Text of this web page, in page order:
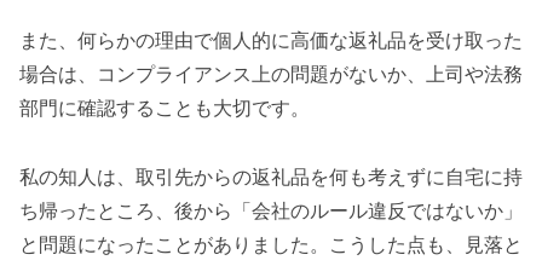
また、何らかの理由で個人的に高価な返礼品を受け取った
場合は、コンプライアンス上の問題がないか、上司や法務
部門に確認することも大切です。
私の知人は、取引先からの返礼品を何も考えずに自宅に持
ち帰ったところ、後から「会社のルール違反ではないか」
と問題になったことがありました。こうした点も、見落と